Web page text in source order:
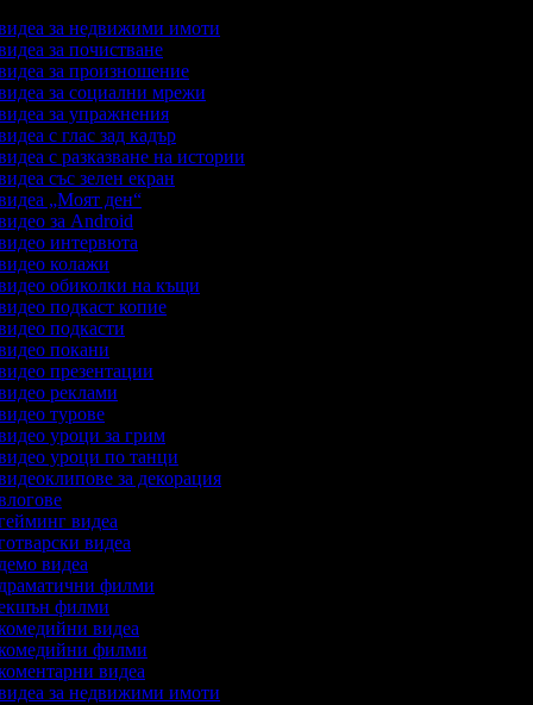
видеа за недвижими имоти
за почистване
за произношение
за социални мрежи
за упражнения
с глас зад кадър
с разказване на истории
със зелен екран
„Моят ден“
за Android
интервюта
колажи
видео обиколки на къщи
подкаст копие
подкасти
покани
презентации
реклами
турове
уроци за грим
уроци по танци
за декорация
видеа
видеа
видеа
драматични филми
екшън филми
видеа
комедийни филми
видеа
видеа за недвижими имоти